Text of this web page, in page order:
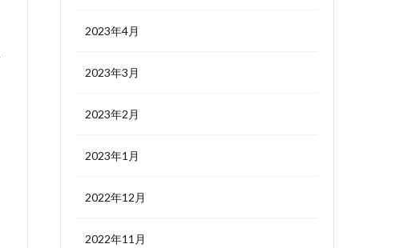
2023年4月
2023年3月
2023年2月
2023年1月
2022年12月
2022年11月